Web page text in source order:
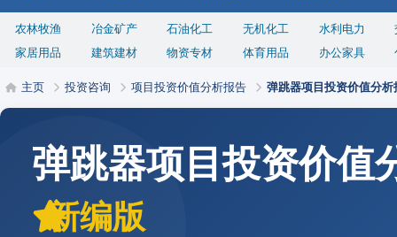
农林牧渔 冶金矿产 石油化工 无机化工 水利电力
家居用品
建筑建材 物资专材 体育用品 办公家具
主页 投资咨询 项目投资价值分析报告 弹跳器项目投资价值分析
弹跳器项目投资价值
新编版